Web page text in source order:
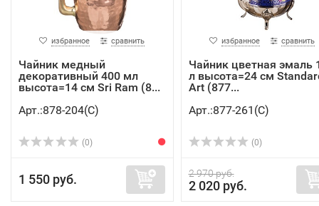
избранное сравнить
Чайник медный
декоративный 400 мл
высота=14 см Sri Ram (8...
Арт.:878-204(C)
(0)
1 550 руб.
избранное сравнить
Чайник цветная эмаль
л высота=24 см
Art (877...
Арт.:877-261(C)
(0)
2 970 руб.
2 020 руб.